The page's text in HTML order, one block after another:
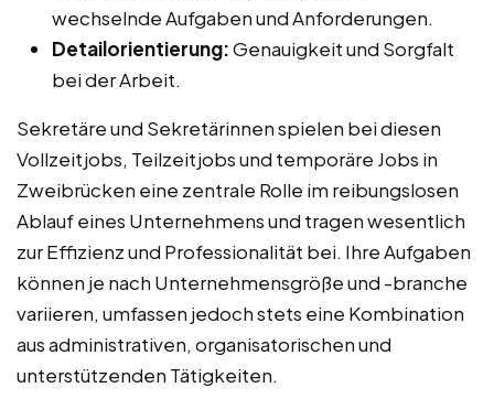
wechselnde Aufgaben und Anforderungen.
Detailorientierung:Genauigkeit und Sorgfalt
bei der Arbeit.
Sekretäre und Sekretärinnen spielen bei diesen
Vollzeitjobs, Teilzeitjobs und temporäre Jobs in
Zweibrücken eine zentrale Rolle im reibungslosen
Ablauf eines Unternehmens und tragen wesentlich
zur Effizienz und Professionalität bei. Ihre Aufgaben
können je nach Unternehmensgröße und -branche
variieren, umfassen jedoch stets eine Kombination
aus administrativen, organisatorischen und
unterstützenden Tätigkeiten.